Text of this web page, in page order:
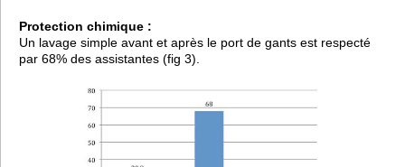
Protection chimique :
Un lavage simple avant et après le port de gants est respecté
par 68% des assistantes (fig 3).